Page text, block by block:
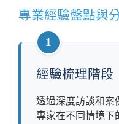
專業經驗盤點與
1
經驗梳理階段
透過深度訪談和案
專家在不同情境下